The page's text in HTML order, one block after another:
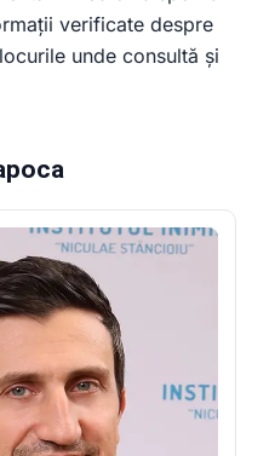
verificate despre
unde consultă și